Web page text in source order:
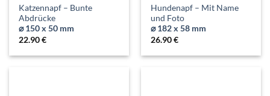
Katzennapf – Bunte
Abdrücke
⌀ 150 x 50 mm
22.90€
Hundenapf – Mit Name
und Foto
⌀ 182 x 58 mm
26.90€